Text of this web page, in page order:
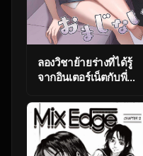
ลองวิชาย้ายร่างที่ได้รู้
จากอินเตอร์เน็ตกับพี่
Lover (Basilisk)] ???
?? Hyoui no Omajinai